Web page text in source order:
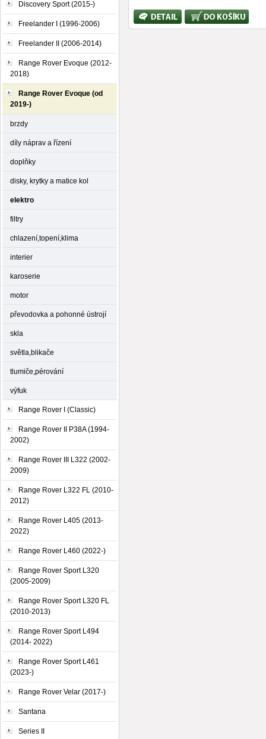
Discovery Sport (2015-)
Freelander I (1996-2006)
Freelander II (2006-2014)
Range Rover Evoque (2012-
2018)
Range Rover Evoque (od
2019-)
brzdy
díly náprav a řízení
doplňky
disky, krytky a matice kol
elektro
filtry
chlazení,topení,klima
interier
karoserie
motor
převodovka a pohonné ústrojí
skla
světla,blikače
tlumiče,pérování
výfuk
Range Rover I (Classic)
Range Rover II P38A (1994-
2002)
Range Rover III L322 (2002-
2009)
Range Rover L322 FL (2010-
2012)
Range Rover L405 (2013-
2022)
Range Rover L460 (2022-)
Range Rover Sport L320
(2005-2009)
Range Rover Sport L320 FL
(2010-2013)
Range Rover Sport L494
(2014- 2022)
Range Rover Sport L461
(2023-)
Range Rover Velar (2017-)
Santana
Series II
Bližší
informace
Koupit